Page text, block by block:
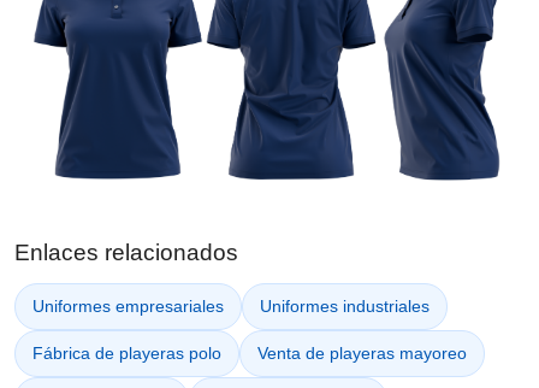
Enlaces relacionados
Uniformes empresariales Uniformes industriales
Fábrica de playeras polo Venta de playeras mayoreo